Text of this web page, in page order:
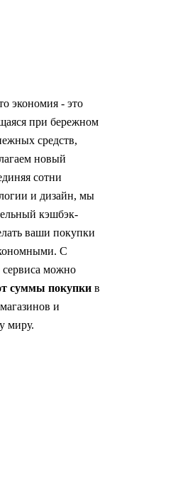
экономия - это
при бережном
средств,
новый
сотни
и дизайн, мы
кэшбэк-
ваши покупки
С
можно
суммы покупкив
и
миру.